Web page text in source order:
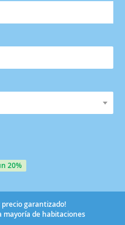
20%
precio garantizado!
mayoría de habitaciones